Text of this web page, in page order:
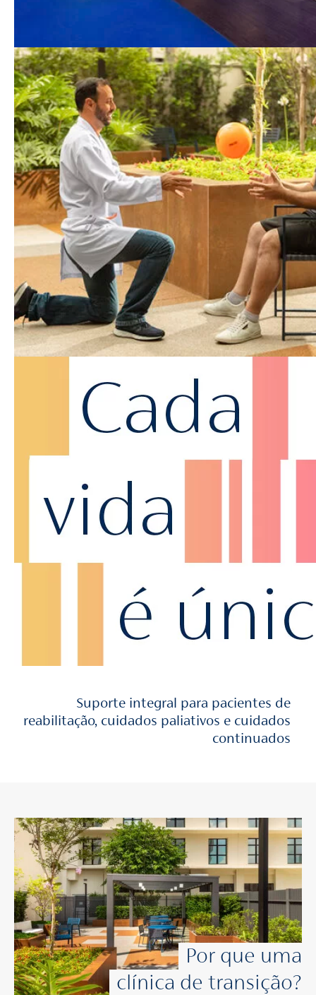
Suporte integral para pacientes de
reabilitação, cuidados paliativos e cuidados
continuados
Por que uma
clínica de transição?